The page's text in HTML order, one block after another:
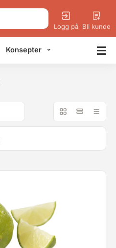
Logg på Bli kunde
Konsepter